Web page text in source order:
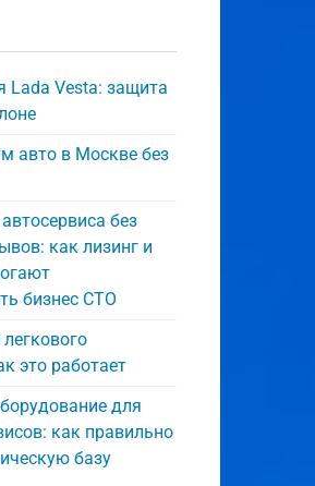
Lada Vesta: защита
авто в Москве без
без
как лизинг и
бизнес СТО
это работает
для
как правильно
базу